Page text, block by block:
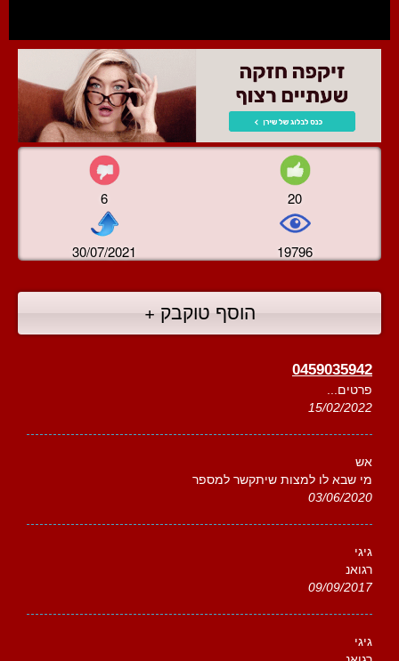
6 20
30/07/2021 19796
הוסף טוקבק +
0459035942
פרטים...
15/02/2022
אש
מי שבא לו למצות שיתקשר למספר
03/06/2020
גיגי
רגואנ
09/09/2017
גיגי